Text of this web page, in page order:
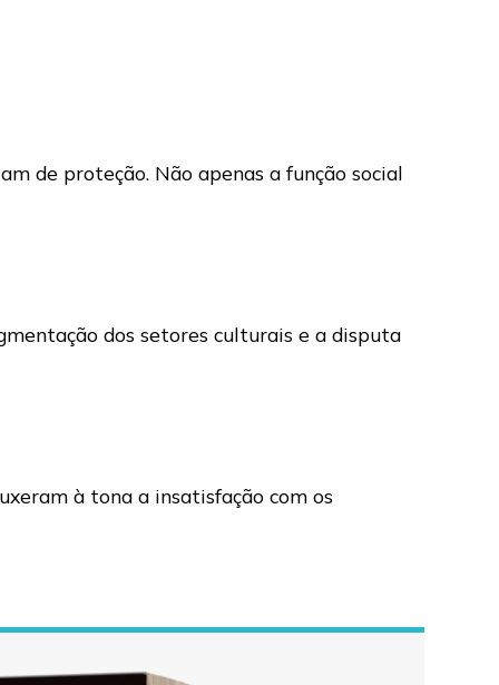
de proteção. Não apenas a função social
dos setores culturais e a disputa
à tona a insatisfação com os